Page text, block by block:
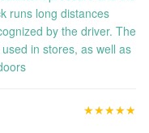
runs long distances
by the driver. The
in stores, as well as
★★★★★
★★★★★